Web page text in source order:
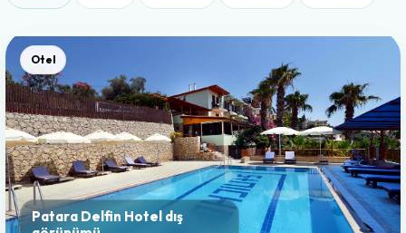
Otel
Patara Delfin Hotel dış